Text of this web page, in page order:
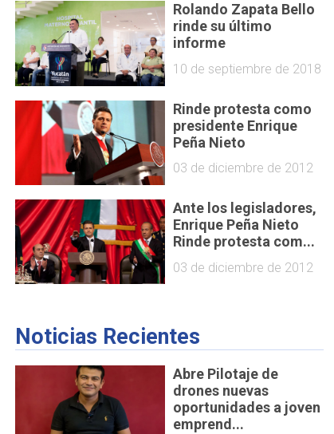
Rolando Zapata Bello
rinde su último
informe
10 de septiembre de 2018
Rinde protesta como
presidente Enrique
Peña Nieto
03 de diciembre de 2012
Ante los legisladores,
Enrique Peña Nieto
Rinde protesta com...
03 de diciembre de 2012
Noticias Recientes
Abre Pilotaje de
drones nuevas
oportunidades a joven
emprend...